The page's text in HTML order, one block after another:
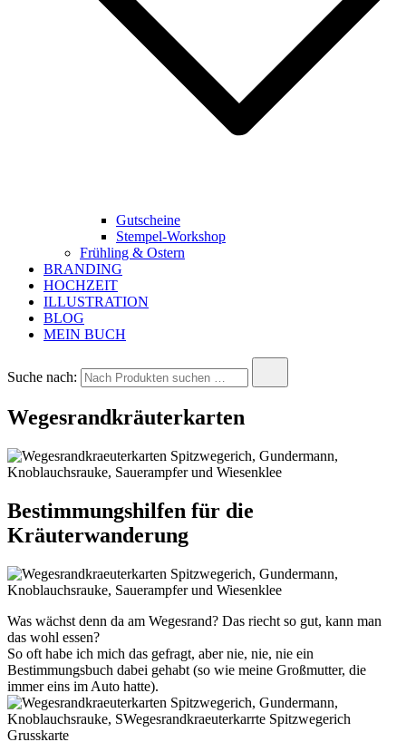
Gutscheine
Stempel-Workshop
Frühling & Ostern
BRANDING
HOCHZEIT
ILLUSTRATION
BLOG
MEIN BUCH
Suche nach:
Wegesrandkräuterkarten
Bestimmungshilfen für die
Kräuterwanderung
Was wächst denn da am Wegesrand? Das riecht so gut, kann man
das wohl essen?
So oft habe ich mich das gefragt, aber nie, nie, nie ein
Bestimmungsbuch dabei gehabt (so wie meine Großmutter, die
immer eins im Auto hatte).